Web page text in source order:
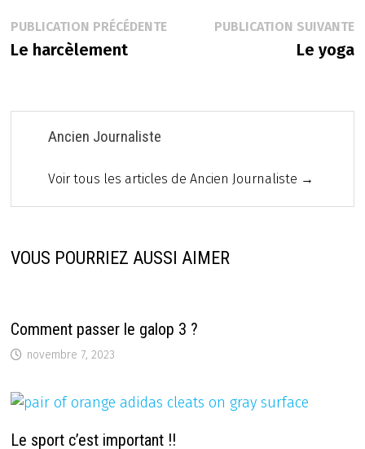
Navigation
de
PUBLICATION PRÉCÉDENTEPublication
Le harcèlement
PUBLICATION SUIVANTE
Le yoga
Ancien Journaliste
Voir tous les articles de Ancien Journaliste →
VOUS POURRIEZ AUSSI AIMER
Comment passer le galop 3 ?
novembre 7, 2023
Le sport c’est important !!